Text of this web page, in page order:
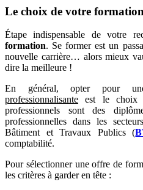
Le choix de votre
Étape indispensable de votre
formation. Se former est un
nouvelle carrière… alors mieux
dire la meilleure !
En général, opter pour
professionnalisante est le choix
professionnels sont des
professionnelles dans les
Bâtiment et Travaux Publics (
comptabilité.
Pour sélectionner une offre de
les critères à garder en tête :